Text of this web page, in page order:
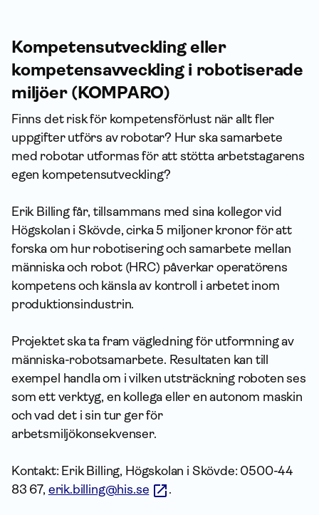
Kompetensutveckling eller
kompetensavveckling i robotiserade
miljöer (KOMPARO)
Finns det risk för kompetensförlust när allt fler
uppgifter utförs av robotar? Hur ska samarbete
med robotar utformas för att stötta arbetstagarens
egen kompetensutveckling?
Erik Billing får, tillsammans med sina kollegor vid
Högskolan i Skövde, cirka 5 miljoner kronor för att
forska om hur robotisering och samarbete mellan
människa och robot (HRC) påverkar operatörens
kompetens och känsla av kontroll i arbetet inom
produktionsindustrin.
Projektet ska ta fram vägledning för utformning av
människa-robotsamarbete. Resultaten kan till
exempel handla om i vilken utsträckning roboten ses
som ett verktyg, en kollega eller en autonom maskin
och vad det i sin tur ger för
arbetsmiljökonsekvenser.
Kontakt: Erik Billing, Högskolan i Skövde: 0500-44
83 67, erik.billing@his.se .